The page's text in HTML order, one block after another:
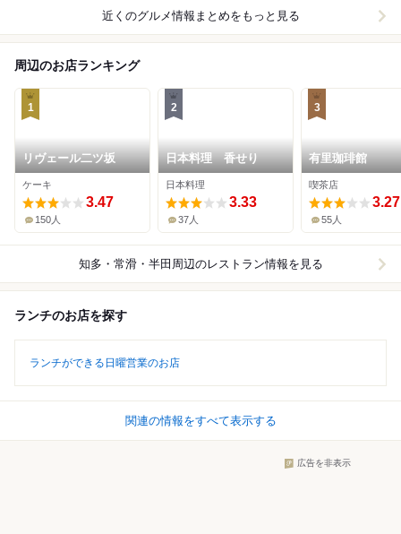
近くのグルメ情報まとめをもっと見る
周辺のお店ランキング
1
リヴェール二ツ坂
ケーキ
3.47
150人
2
日本料理 香せり
日本料理
3.33
37人
3
有里珈琲館
喫茶店
3.27
55人
知多・常滑・半田周辺のレストラン情報を見る
ランチのお店を探す
ランチができる日曜営業のお店
関連の情報をすべて表示する
広告を非表示